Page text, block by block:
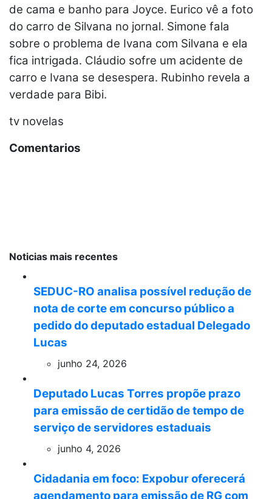
de cama e banho para Joyce. Eurico vê a foto
do carro de Silvana no jornal. Simone fala
sobre o problema de Ivana com Silvana e ela
fica intrigada. Cláudio sofre um acidente de
carro e Ivana se desespera. Rubinho revela a
verdade para Bibi.
tv novelas
Comentarios
Noticias mais recentes
SEDUC-RO analisa possível redução de
nota de corte em concurso público a
pedido do deputado estadual Delegado
Lucas
junho 24, 2026
Deputado Lucas Torres propõe prazo
para emissão de certidão de tempo de
serviço de servidores estaduais
junho 4, 2026
Cidadania em foco: Expobur oferecerá
agendamento para emissão de RG com